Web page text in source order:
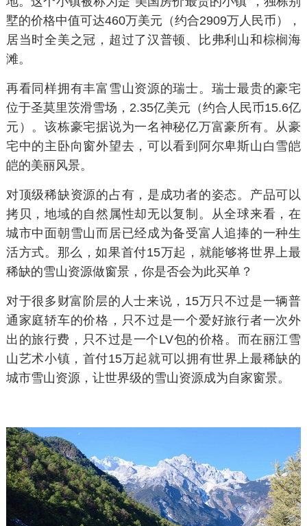
墅的价格中值可达460万美元（约合2909万人民币），
居当时全美之冠，超过了汉普顿、比弗利山和棕榈海
滩。
再看同样拥有丰富雪山资源的瑞士。瑞士最贵的豪宅
位于圣莫里茨滑雪场，2.35亿美元（约合人民币15.6亿
元）。该栋豪宅据说为一名神秘亿万富豪所有。从豪
宅中的主卧向窗外望去，可以看到阿尔卑斯山白雪皑
皑的美丽风景。
对顶级稀缺资源的占有，是成功者的姿态。产品可以
拷贝，地域的自然属性却无以复制。从全球来看，在
城市中面朝雪山而居已经成为备受富人追捧的一种生
活方式。那么，如果首付15万起，就能够将世界上最
稀缺的雪山资源做窗景，你是否会为此买单？
对于很多财富阶层的人士来说，15万只不过是一辆普
通家庭轿车的价格，只不过是一个爱好旅行者一次外
出的旅行费，只不过是一个LV包的价格。而在丽江雪
山艺术小镇，首付15万起就可以拥有世界上最稀缺的
城市雪山资源，让世界级的雪山资源成为自家窗景。